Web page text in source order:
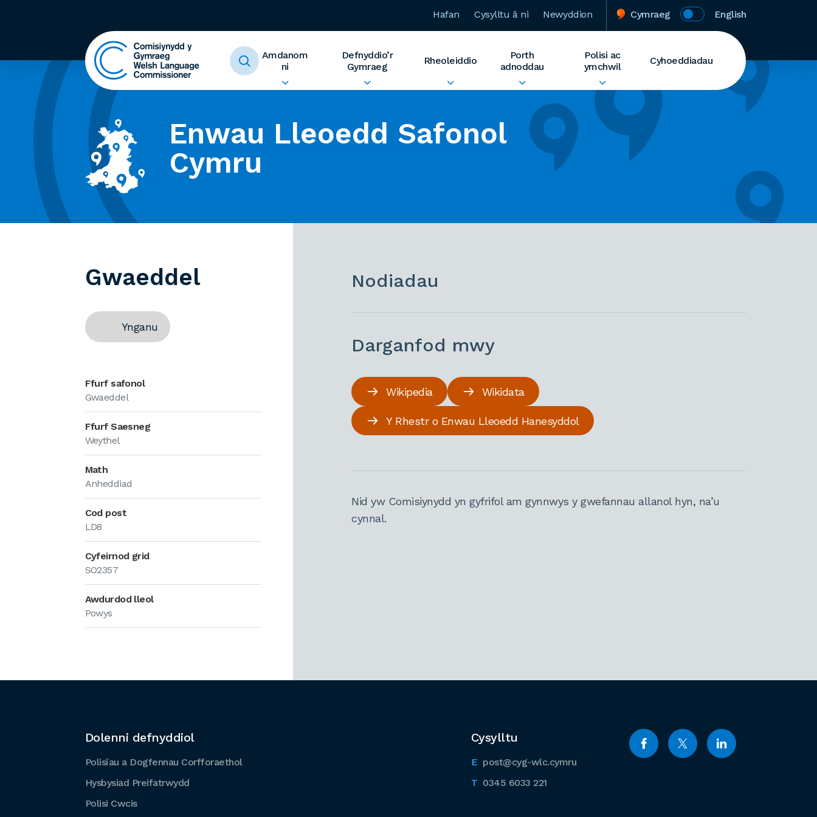
Hafan Cysylltu â ni Newyddion Cymraeg English
Amdanom
ni
Defnyddio’r
Gymraeg
Rheoleiddio
Porth
adnoddau
Polisi ac
ymchwil
Cyhoeddiadau
Enwau Lleoedd Safonol
Cymru
Gwaeddel
Ynganu
Ffurf safonol
Gwaeddel
Ffurf Saesneg
Weythel
Math
Anheddiad
Cod post
LD8
Cyfeirnod grid
SO2357
Awdurdod lleol
Powys
Nodiadau
Darganfod mwy
Wikipedia Wikidata
Y Rhestr o Enwau Lleoedd Hanesyddol
Nid yw Comisiynydd yn gyfrifol am gynnwys y gwefannau allanol hyn, na’u
cynnal.
Cysylltu
post@cyg-wlc.cymru
0345 6033 221
Dolenni defnyddiol
Polisïau a Dogfennau Corfforaethol
Hysbysiad Preifatrwydd
Polisi Cwcis